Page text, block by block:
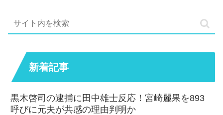
新着記事
黒木啓司の逮捕に田中雄士反応！宮崎麗果を893
呼びに元夫が共感の理由判明か